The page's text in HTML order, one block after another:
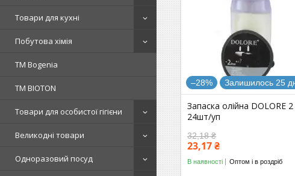
Товари для кухні
Побутова хімія
ТМ Bogenia
ТМ BIOTON
Товари для особистої гігієни
Великодні товари
Одноразовий посуд
–28% Залишилось 25
Запаска олійна DOLORE
24шт/уп
32,18 ₴
23,17 ₴
В наявності Оптом і в роздріб